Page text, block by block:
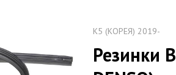
K5 (КОРЕЯ) 2019-
Резинки